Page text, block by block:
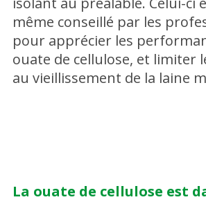
même conseillé par les
pour apprécier les
ouate de cellulose, et limiter
au vieillissement de la laine
La ouate de cellulose est